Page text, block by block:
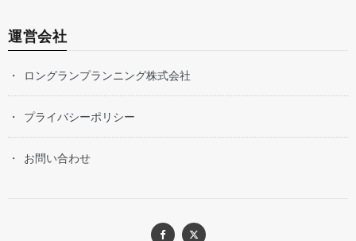
運営会社
ロングランプランニング株式会社
プライバシーポリシー
お問い合わせ